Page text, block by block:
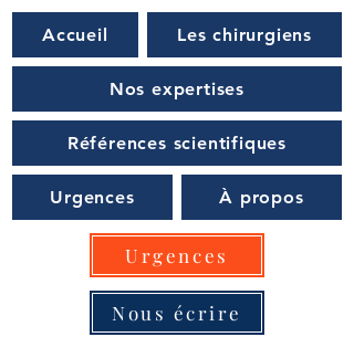
Urgences
Nous écrire
Accueil Les chirurgiens
Nos expertises
Références scientifiques
Urgences À propos